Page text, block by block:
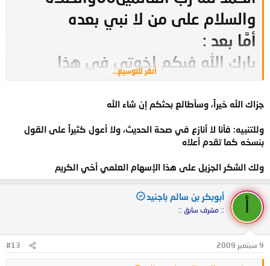
والسلام على من لا نبي بعده
أمَّا بعد :
بارك الله فيكم إخوتي في هذا
الملتقى الطيب المبارك00وزادكم
الله علماً وفضلاً00أمَّا بخصوص هذا
الموضوع ، فقد كتبتُ فيه بحثاً موسعاً
، أثبت فيه أنَّ حديث :" افطر الحاجم
والمحجوم "0حديثاً صحيحاً محكماً غير
منسوخ ، واسميته :" تنبيه أولي الفهم
والرسوخ إلى خطأ من قال أنَّ حديث
أفطر الحاجم والمحجوم منسوخ
"0والبحث يغلب عليه الطابع الحديثي
أنقر للتوسيع...
جزاك الله خيراً، وسأطالع بحثكم إن شاء الله
وللتنبيه: فأنا لا أنازع في صحة الحديث، ولا أعول كثيراً على القول
بنسخه كما تقدم أعلاه
ولك الشكر الجزيل على هذا الإسهام العلمي أخي الكريم
أبوبكر بن سالم باجنيد
:: مشرف سابق ::
9 سبتمبر 2009 #13